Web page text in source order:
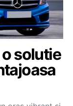
solutie